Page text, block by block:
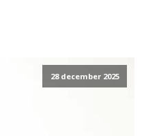
28 december 2025